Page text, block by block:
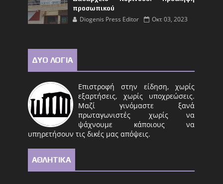
προσωπικού
Diogenis Press Editor Οκτ 03, 2023
ΔΥΟ ΛΟΓΙΑ
Επιστροφή στην είδηση, χωρίς
εξαρτήσεις, χωρίς υποχρεώσεις.
Μαζί γινόμαστε ξανά
πρωταγωνιστές χωρίς να
ψάχνουμε κάποιους να
υπηρετήσουν τις δικές μας απόψεις.
ΑΘΛΗΤΙΚΑ